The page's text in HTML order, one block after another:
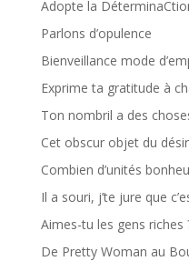
Adopte la
Parlons d’opulence
Bienveillance mode
Exprime ta gratitude à
Ton nombril a des
Cet obscur objet du désir
Combien d’unités
Il a souri, j’te jure que
Aimes-tu les gens riches
De Pretty Woman au